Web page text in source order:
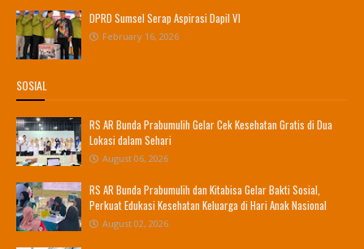
DPRD Sumsel Serap Aspirasi Dapil VI
February 16, 2026
SOSIAL
RS AR Bunda Prabumulih Gelar Cek Kesehatan Gratis di Dua
Lokasi dalam Sehari
August 06, 2026
RS AR Bunda Prabumulih dan Kitabisa Gelar Bakti Sosial,
Perkuat Edukasi Kesehatan Keluarga di Hari Anak Nasional
August 02, 2026